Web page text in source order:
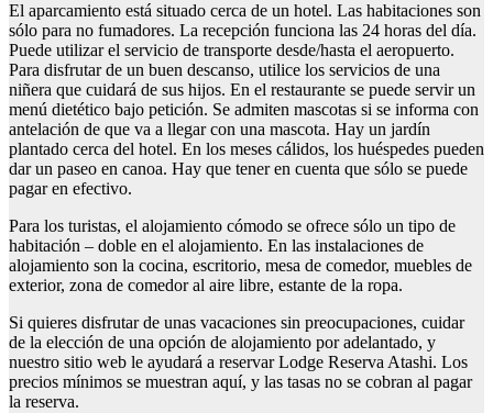
El aparcamiento está situado cerca de un hotel. Las habitaciones son
sólo para no fumadores. La recepción funciona las 24 horas del día.
Puede utilizar el servicio de transporte desde/hasta el aeropuerto.
Para disfrutar de un buen descanso, utilice los servicios de una
niñera que cuidará de sus hijos. En el restaurante se puede servir un
menú dietético bajo petición. Se admiten mascotas si se informa con
antelación de que va a llegar con una mascota. Hay un jardín
plantado cerca del hotel. En los meses cálidos, los huéspedes pueden
dar un paseo en canoa. Hay que tener en cuenta que sólo se puede
pagar en efectivo.
Para los turistas, el alojamiento cómodo se ofrece sólo un tipo de
habitación – doble en el alojamiento. En las instalaciones de
alojamiento son la cocina, escritorio, mesa de comedor, muebles de
exterior, zona de comedor al aire libre, estante de la ropa.
Si quieres disfrutar de unas vacaciones sin preocupaciones, cuidar
de la elección de una opción de alojamiento por adelantado, y
nuestro sitio web le ayudará a reservar Lodge Reserva Atashi. Los
precios mínimos se muestran aquí, y las tasas no se cobran al pagar
la reserva.